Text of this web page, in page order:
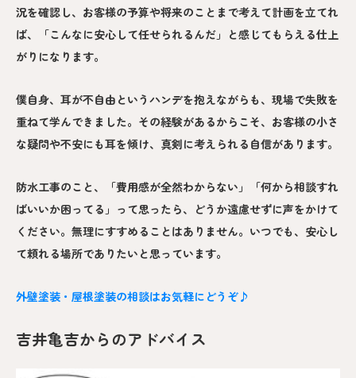
況を確認し、お客様の予算や将来のことまで考えて計画を立てれ
ば、「こんなに安心して任せられるんだ」と感じてもらえる仕上
がりになります。
僕自身、耳が不自由というハンデを抱えながらも、現場で失敗を
重ねて学んできました。その経験があるからこそ、お客様の小さ
な疑問や不安にも耳を傾け、真剣に考えられる自信があります。
防水工事のこと、「費用感が全然わからない」「何から相談すれ
ばいいか困ってる」って思ったら、どうか遠慮せずに声をかけて
ください。無理にすすめることはありません。いつでも、安心し
て頼れる場所でありたいと思っています。
外壁塗装・屋根塗装の相談はお気軽にどうぞ♪
吉井亀吉からのアドバイス